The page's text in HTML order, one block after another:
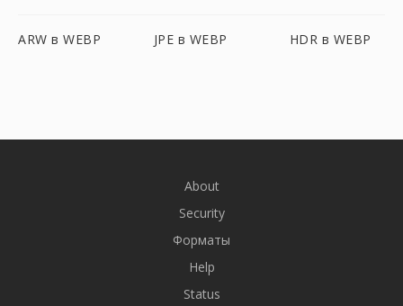
ARW в WEBP JPE в WEBP HDR в WEBP
About
Security
Форматы
Help
Status